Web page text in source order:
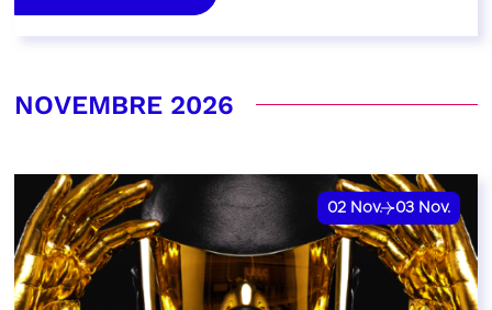
NOVEMBRE 2026
02 Nov. 03 Nov.